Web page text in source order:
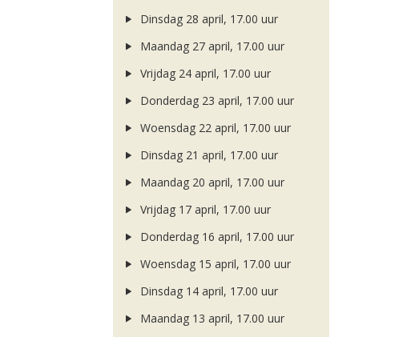
Dinsdag 28 april, 17.00 uur
Maandag 27 april, 17.00 uur
Vrijdag 24 april, 17.00 uur
Donderdag 23 april, 17.00 uur
Woensdag 22 april, 17.00 uur
Dinsdag 21 april, 17.00 uur
Maandag 20 april, 17.00 uur
Vrijdag 17 april, 17.00 uur
Donderdag 16 april, 17.00 uur
Woensdag 15 april, 17.00 uur
Dinsdag 14 april, 17.00 uur
Maandag 13 april, 17.00 uur